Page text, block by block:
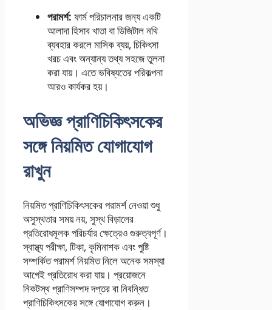
পরামর্শ: ফার্ম পরিচালনার জন্য একটি
আলাদা হিসাব খাতা বা ডিজিটাল নথি
ব্যবহার করলে মাসিক ব্যয়, চিকিৎসা
খরচ এবং অন্যান্য তথ্য সহজে তুলনা
করা যায়। এতে ভবিষ্যতের পরিকল্পনা
আরও কার্যকর হয়।
অভিজ্ঞ প্রাণিচিকিৎসকের
সঙ্গে নিয়মিত যোগাযোগ
রাখুন
নিয়মিত প্রাণিচিকিৎসকের পরামর্শ নেওয়া শুধু
অসুস্থতার সময় নয়, সুস্থ বিড়ালের
প্রতিরোধমূলক পরিচর্যার ক্ষেত্রেও গুরুত্বপূর্ণ।
স্বাস্থ্য পরীক্ষা, টিকা, কৃমিনাশক এবং পুষ্টি
সম্পর্কিত পরামর্শ নিয়মিত নিলে অনেক সমস্যা
আগেই প্রতিরোধ করা যায়। প্রয়োজনে
নিকটস্থ প্রাণিসম্পদ দপ্তর বা নিবন্ধিত
প্রাণিচিকিৎসকের সঙ্গে যোগাযোগ করুন।